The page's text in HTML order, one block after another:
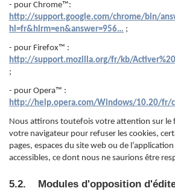
- pour Chrome™:
http://support.google.com/chrome/bin/
hl=fr&hlrm=en&answer=956… ;
- pour Firefox™ :
http://support.mozilla.org/fr/kb/
;
- pour Opera™ :
http://help.opera.com/Windows/10.20/fr/
Nous attirons toutefois votre attention sur le
votre navigateur pour refuser les cookies,
pages, espaces du site web ou de
accessibles, ce dont nous ne saurions être
5.2. Modules d'opposition